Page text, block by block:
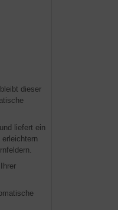
dieser
liefert ein